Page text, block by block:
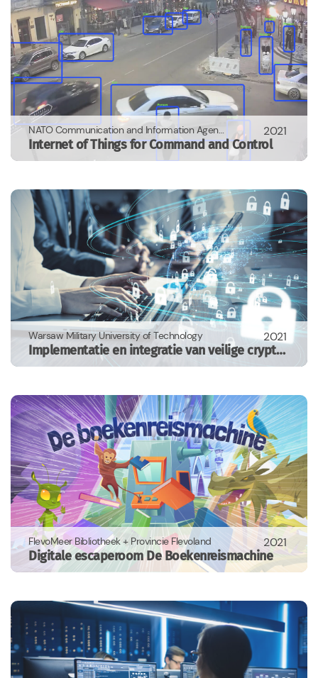
2021
NATO Communication and Information Agency
Internet of Things for Command and Control
2021
Warsaw Military University of Technology
Implementatie en integratie van veilige cryptografische mechanismen
2021
FlevoMeer Bibliotheek + Provincie Flevoland
Digitale escaperoom De Boekenreismachine